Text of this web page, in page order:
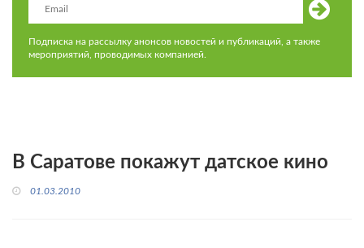
Подписка на рассылку анонсов новостей и публикаций, а также
мероприятий, проводимых компанией.
В Саратове покажут датское кино
01.03.2010